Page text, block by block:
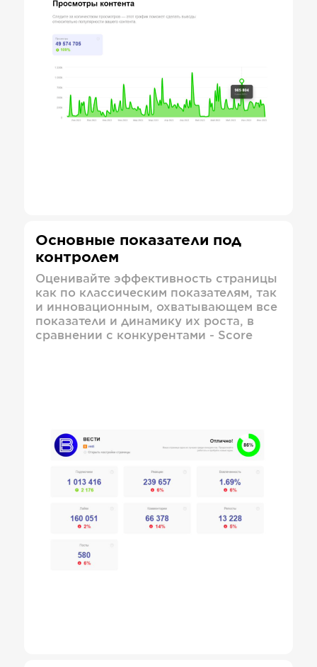
Основные показатели под
контролем
Оценивайте эффективность страницы
как по классическим показателям, так
и инновационным, охватывающем все
показатели и динамику их роста, в
сравнении с конкурентами - Score